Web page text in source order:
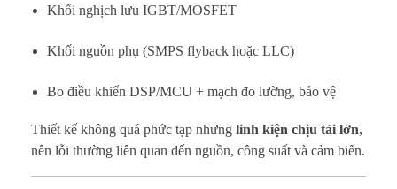
Khối nghịch lưu IGBT/MOSFET
Khối nguồn phụ (SMPS flyback hoặc LLC)
Bo điều khiển DSP/MCU + mạch đo lường, bảo vệ
Thiết kế không quá phức tạp nhưng linh kiện chịu tải lớn,
nên lỗi thường liên quan đến nguồn, công suất và cảm biến.